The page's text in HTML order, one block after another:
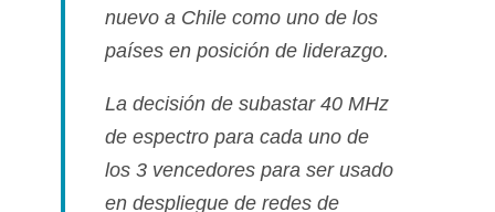
nuevo a Chile como uno de los
paí­ses en posición de liderazgo.
La decisión de subastar 40 MHz
de espectro para cada uno de
los 3 vencedores para ser usado
en despliegue de redes de